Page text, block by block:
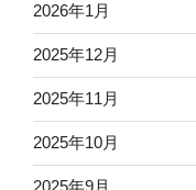
2026年1月
2025年12月
2025年11月
2025年10月